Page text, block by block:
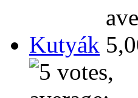
Kutyák